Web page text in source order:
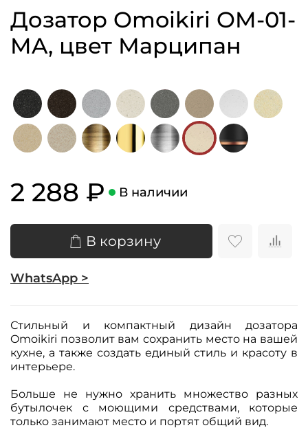
Дозатор Omoikiri OM-01-
MA, цвет Марципан
2 288 ₽ В наличии
В корзину
WhatsApp >
Стильный и компактный дизайн дозатора
Omoikiri позволит вам сохранить место на вашей
кухне, а также создать единый стиль и красоту в
интерьере.
Больше не нужно хранить множество разных
бутылочек с моющими средствами, которые
только занимают место и портят общий вид.